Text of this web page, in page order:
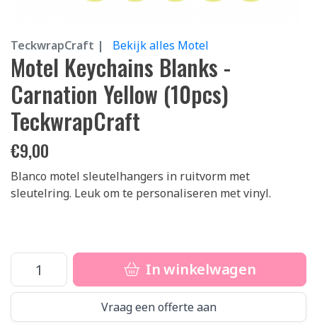
TeckwrapCraft | Bekijk alles Motel
Motel Keychains Blanks -
Carnation Yellow (10pcs)
TeckwrapCraft
€9,00
Blanco motel sleutelhangers in ruitvorm met
sleutelring. Leuk om te personaliseren met vinyl.
In winkelwagen
Vraag een offerte aan